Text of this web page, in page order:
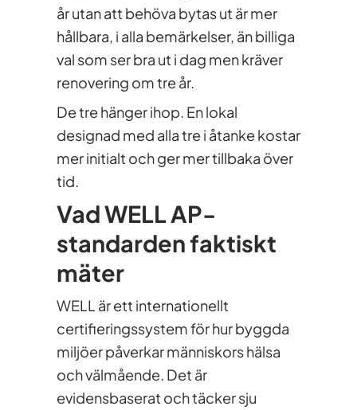
år utan att behöva bytas ut är mer
hållbara, i alla bemärkelser, än billiga
val som ser bra ut i dag men kräver
renovering om tre år.
De tre hänger ihop. En lokal
designad med alla tre i åtanke kostar
mer initialt och ger mer tillbaka över
tid.
Vad WELL AP-
standarden faktiskt
mäter
WELL är ett internationellt
certifieringssystem för hur byggda
miljöer påverkar människors hälsa
och välmående. Det är
evidensbaserat och täcker sju